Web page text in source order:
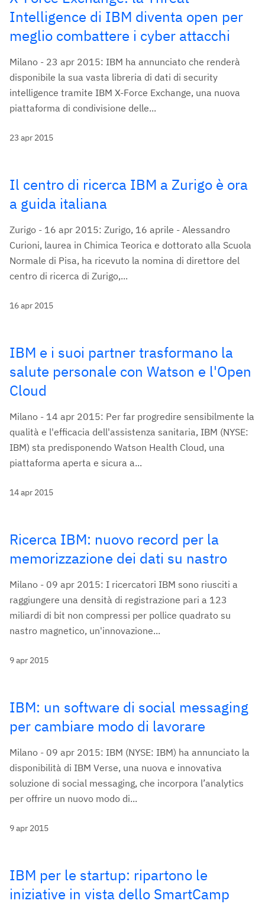
Intelligence di IBM diventa open per
meglio combattere i cyber attacchi
Milano - 23 apr 2015: IBM ha annunciato che renderà
disponibile la sua vasta libreria di dati di security
intelligence tramite IBM X-Force Exchange, una nuova
piattaforma di condivisione delle...
23 apr 2015
Il centro di ricerca IBM a Zurigo è ora
a guida italiana
Zurigo - 16 apr 2015: Zurigo, 16 aprile - Alessandro
Curioni, laurea in Chimica Teorica e dottorato alla Scuola
Normale di Pisa, ha ricevuto la nomina di direttore del
centro di ricerca di Zurigo,...
16 apr 2015
IBM e i suoi partner trasformano la
salute personale con Watson e l'Open
Cloud
Milano - 14 apr 2015: Per far progredire sensibilmente la
qualità e l'efficacia dell'assistenza sanitaria, IBM (NYSE:
IBM) sta predisponendo Watson Health Cloud, una
piattaforma aperta e sicura a...
14 apr 2015
Ricerca IBM: nuovo record per la
memorizzazione dei dati su nastro
Milano - 09 apr 2015: I ricercatori IBM sono riusciti a
raggiungere una densità di registrazione pari a 123
miliardi di bit non compressi per pollice quadrato su
nastro magnetico, un'innovazione...
9 apr 2015
IBM: un software di social messaging
per cambiare modo di lavorare
Milano - 09 apr 2015: IBM (NYSE: IBM) ha annunciato la
disponibilità di IBM Verse, una nuova e innovativa
soluzione di social messaging, che incorpora l’analytics
per offrire un nuovo modo di...
9 apr 2015
IBM per le startup: ripartono le
iniziative in vista dello SmartCamp